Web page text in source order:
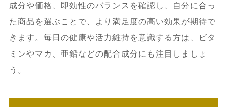
成分や価格、即効性のバランスを確認し、自分に合っ
た商品を選ぶことで、より満足度の高い効果が期待で
きます。毎日の健康や活力維持を意識する方は、ビタ
ミンやマカ、亜鉛などの配合成分にも注目しましょ
う。